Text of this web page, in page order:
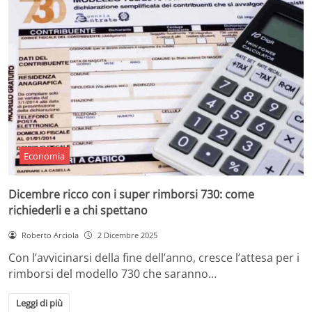
Economia
Dicembre ricco con i super rimborsi 730: come
richiederli e a chi spettano
Roberto Arciola 2 Dicembre 2025
Con l’avvicinarsi della fine dell’anno, cresce l’attesa per i
rimborsi del modello 730 che saranno…
Leggi di più